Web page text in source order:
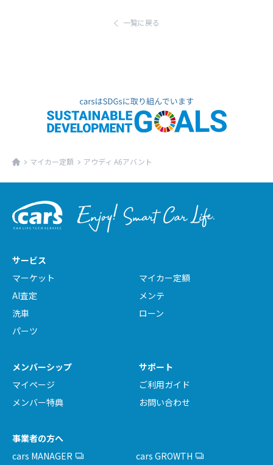
一覧に戻る
マイカー定額 アウディ A6アバント
サービス
マーケット
マイカー定額
AI査定
メンテ
洗車
ローン
パーツ
メンバーシップ
マイページ
メンバー特典
サポート
ご利用ガイド
お問い合わせ
事業者の方へ
cars MANAGER
cars GROWTH